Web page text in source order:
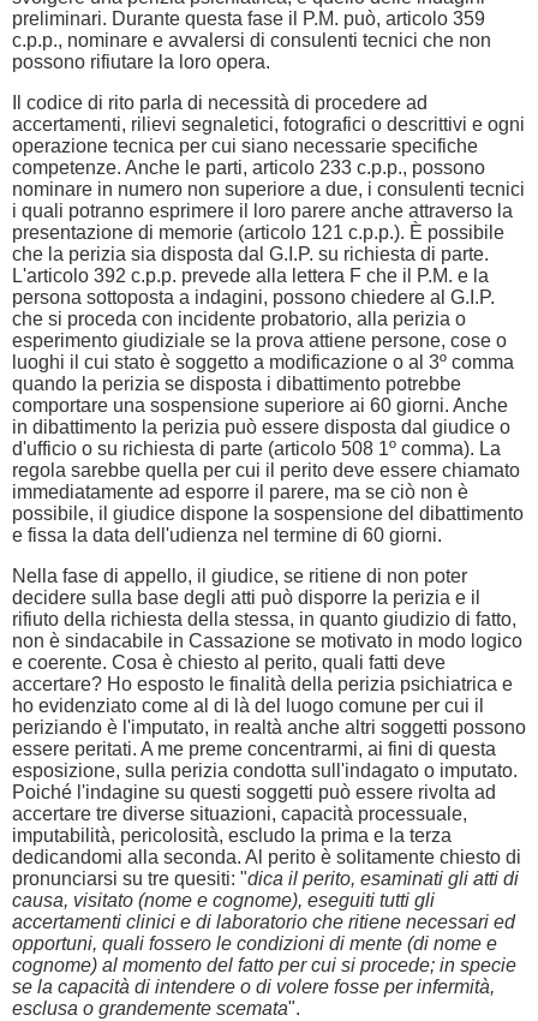
preliminari. Durante questa fase il P.M. può, articolo 359
c.p.p., nominare e avvalersi di consulenti tecnici che non
possono rifiutare la loro opera.
Il codice di rito parla di necessità di procedere ad
accertamenti, rilievi segnaletici, fotografici o descrittivi e ogni
operazione tecnica per cui siano necessarie specifiche
competenze. Anche le parti, articolo 233 c.p.p., possono
nominare in numero non superiore a due, i consulenti tecnici
i quali potranno esprimere il loro parere anche attraverso la
presentazione di memorie (articolo 121 c.p.p.). È possibile
che la perizia sia disposta dal G.I.P. su richiesta di parte.
L'articolo 392 c.p.p. prevede alla lettera F che il P.M. e la
persona sottoposta a indagini, possono chiedere al G.I.P.
che si proceda con incidente probatorio, alla perizia o
esperimento giudiziale se la prova attiene persone, cose o
luoghi il cui stato è soggetto a modificazione o al 3º comma
quando la perizia se disposta i dibattimento potrebbe
comportare una sospensione superiore ai 60 giorni. Anche
in dibattimento la perizia può essere disposta dal giudice o
d'ufficio o su richiesta di parte (articolo 508 1º comma). La
regola sarebbe quella per cui il perito deve essere chiamato
immediatamente ad esporre il parere, ma se ciò non è
possibile, il giudice dispone la sospensione del dibattimento
e fissa la data dell'udienza nel termine di 60 giorni.
Nella fase di appello, il giudice, se ritiene di non poter
decidere sulla base degli atti può disporre la perizia e il
rifiuto della richiesta della stessa, in quanto giudizio di fatto,
non è sindacabile in Cassazione se motivato in modo logico
e coerente. Cosa è chiesto al perito, quali fatti deve
accertare? Ho esposto le finalità della perizia psichiatrica e
ho evidenziato come al di là del luogo comune per cui il
periziando è l'imputato, in realtà anche altri soggetti possono
essere peritati. A me preme concentrarmi, ai fini di questa
esposizione, sulla perizia condotta sull'indagato o imputato.
Poiché l'indagine su questi soggetti può essere rivolta ad
accertare tre diverse situazioni, capacità processuale,
imputabilità, pericolosità, escludo la prima e la terza
dedicandomi alla seconda. Al perito è solitamente chiesto di
pronunciarsi su tre quesiti: "dica il perito, esaminati gli atti di
causa, visitato (nome e cognome), eseguiti tutti gli
accertamenti clinici e di laboratorio che ritiene necessari ed
opportuni, quali fossero le condizioni di mente (di nome e
cognome) al momento del fatto per cui si procede; in specie
se la capacità di intendere o di volere fosse per infermità,
esclusa o grandemente scemata".